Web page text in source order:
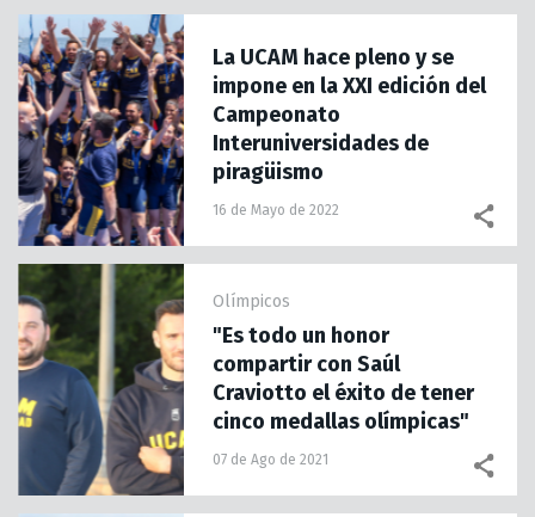
La UCAM hace pleno y se
impone en la XXI edición del
Campeonato
Interuniversidades de
piragüismo
16 de Mayo de 2022
Olímpicos
"Es todo un honor
compartir con Saúl
Craviotto el éxito de tener
cinco medallas olímpicas"
07 de Ago de 2021